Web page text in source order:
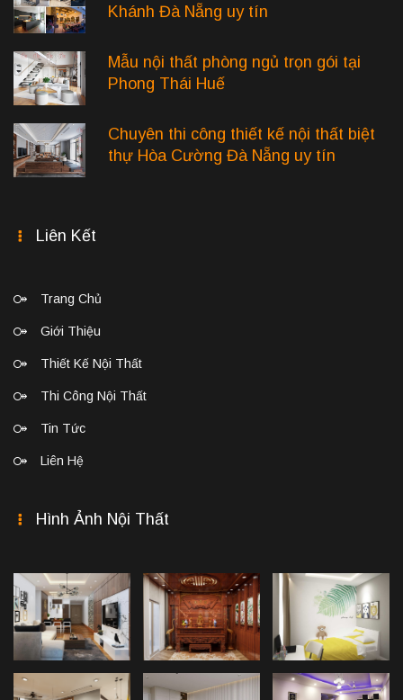
Khánh Đà Nẵng uy tín
Mẫu nội thất phòng ngủ trọn gói tại
Phong Thái Huế
Chuyên thi công thiết kế nội thất biệt
thự Hòa Cường Đà Nẵng uy tín
Liên Kết
Trang Chủ
Giới Thiệu
Thiết Kế Nội Thất
Thi Công Nội Thất
Tin Tức
Liên Hệ
Hình Ảnh Nội Thất